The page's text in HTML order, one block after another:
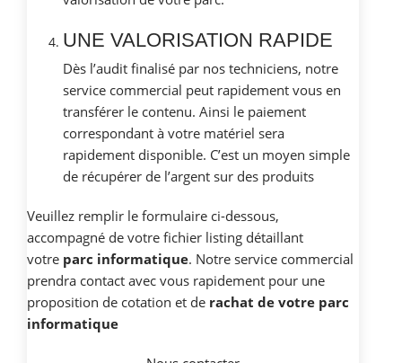
UNE VALORISATION RAPIDE
Dès l’audit finalisé par nos techniciens, notre
service commercial peut rapidement vous en
transférer le contenu. Ainsi le paiement
correspondant à votre matériel sera
rapidement disponible. C’est un moyen simple
de récupérer de l’argent sur des produits
Veuillez remplir le formulaire ci-dessous,
accompagné de votre fichier listing détaillant
votre parc informatique. Notre service commercial
prendra contact avec vous rapidement pour une
proposition de cotation et de rachat de votre parc
informatique